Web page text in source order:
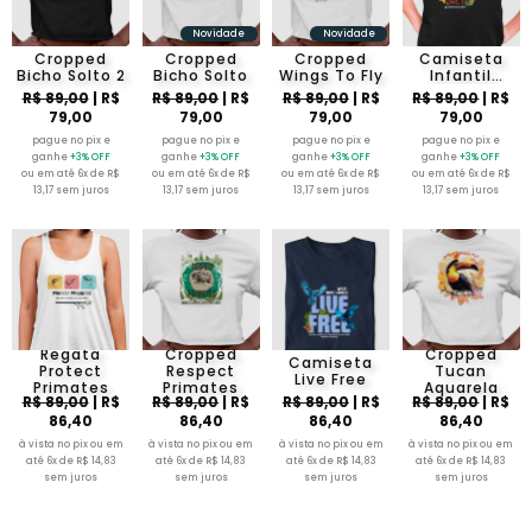
Cropped
Bicho Solto 2
R$ 89,00| R$
79,00
pague no pix e
ganhe+3% OFF
ou em até 6x de R$
13,17 sem juros
Novidade
Cropped
Bicho Solto
R$ 89,00| R$
79,00
pague no pix e
ganhe+3% OFF
ou em até 6x de R$
13,17 sem juros
Novidade
Cropped
Wings To Fly
R$ 89,00| R$
79,00
pague no pix e
ganhe+3% OFF
ou em até 6x de R$
13,17 sem juros
Camiseta
Infantil
Bichinho
Solto
R$ 89,00| R$
79,00
pague no pix e
ganhe+3% OFF
ou em até 6x de R$
13,17 sem juros
Regata
Protect
Primates
R$ 89,00| R$
86,40
à vista no pix ou em
até 6x de R$ 14,83
sem juros
Cropped
Respect
Primates
R$ 89,00| R$
86,40
à vista no pix ou em
até 6x de R$ 14,83
sem juros
Camiseta
Live Free
R$ 89,00| R$
86,40
à vista no pix ou em
até 6x de R$ 14,83
sem juros
Cropped
Tucan
Aquarela
R$ 89,00| R$
86,40
à vista no pix ou em
até 6x de R$ 14,83
sem juros